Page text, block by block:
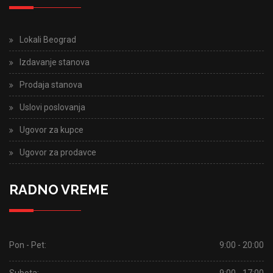
Lokali Beograd
Izdavanje stanova
Prodaja stanova
Uslovi poslovanja
Ugovor za kupce
Ugovor za prodavce
RADNO VREME
Pon - Pet: 9:00 - 20:00